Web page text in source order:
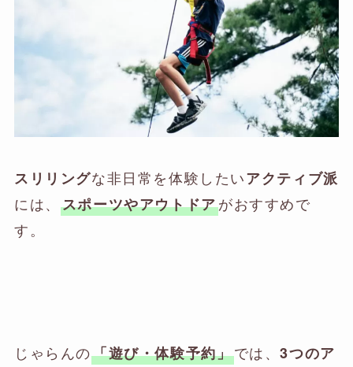
スリリングな非日常を体験したいアクティブ派
には、 スポーツやアウトドアがおすすめで
す。
じゃらんの「遊び・体験予約」では、3つのア